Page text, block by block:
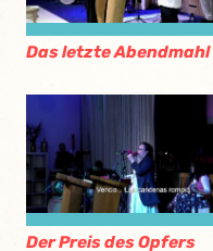
Das letzte Abendmahl
Der Preis des Opfers